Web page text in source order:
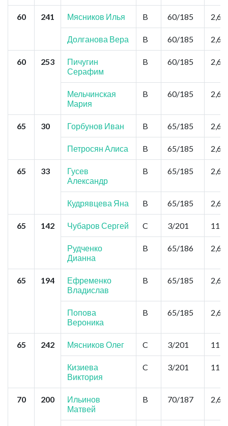
60 241 Мясников Илья B 60/185 2,6
Долганова Вера B 60/185 2,6
60 253
Пичугин
Серафим
B 60/185 2,6
Мельчинская
Мария
B 60/185 2,6
65 30 Горбунов Иван B 65/185 2,6
Петросян Алиса B 65/185 2,6
65 33
Гусев
Александр
B 65/185 2,6
Кудрявцева Яна B 65/185 2,6
65 142 Чубаров Сергей C 3/201 11,7
Рудченко
Дианна
B 65/186 2,6
65 194
Ефременко
Владислав
B 65/185 2,6
Попова
Вероника
B 65/185 2,6
65 242 Мясников Олег C 3/201 11,7
Кизиева
Виктория
C 3/201 11,7
70 200
Ильинов
Матвей
B 70/187 2,6